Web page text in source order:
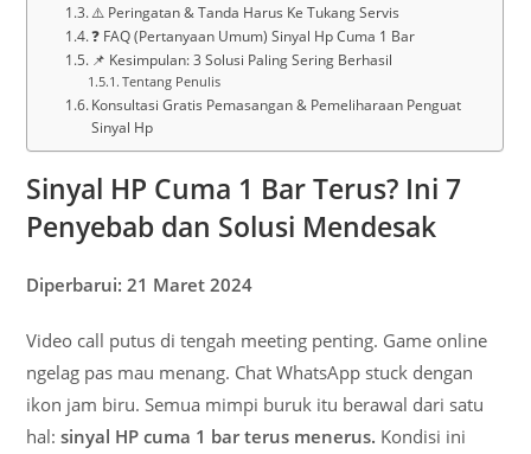
⚠️ Peringatan & Tanda Harus Ke Tukang Servis
❓ FAQ (Pertanyaan Umum) Sinyal Hp Cuma 1 Bar
📌 Kesimpulan: 3 Solusi Paling Sering Berhasil
Tentang Penulis
Konsultasi Gratis Pemasangan & Pemeliharaan Penguat
Sinyal Hp
Sinyal HP Cuma 1 Bar Terus? Ini 7
Penyebab dan Solusi Mendesak
Diperbarui: 21 Maret 2024
Video call putus di tengah meeting penting. Game online
ngelag pas mau menang. Chat WhatsApp stuck dengan
ikon jam biru. Semua mimpi buruk itu berawal dari satu
hal:sinyal HP cuma 1 bar terus menerus. Kondisi ini